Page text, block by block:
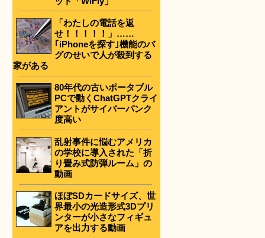
「わたしの電話を返
せ！！！！！」……
｢iPhoneを探す｣機能のバ
グのせいで人が殺到する
家がある
80年代の古いポータブル
PCで動くChatGPTクライ
アントがサイバーパンク
度高い
乱射事件に悩むアメリカ
の学校に導入された「折
り畳み式防弾ルーム」の
動画
ほぼSDカードサイズ、世
界最小の光造形式3Dプリ
ンターが小さなフィギュ
アを出力する動画